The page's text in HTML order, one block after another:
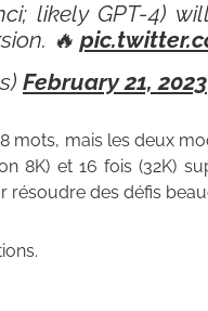
likely GPT-4)
🔥
February 21, 2023
mots, mais les deux
8K) et 16 fois (32K)
des défis